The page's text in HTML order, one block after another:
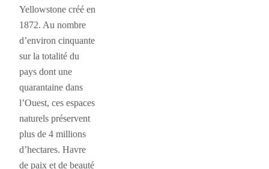
Yellowstone créé en
1872. Au nombre
d’environ cinquante
sur la totalité du
pays dont une
quarantaine dans
l’Ouest, ces espaces
naturels préservent
plus de 4 millions
d’hectares. Havre
de paix et de beauté